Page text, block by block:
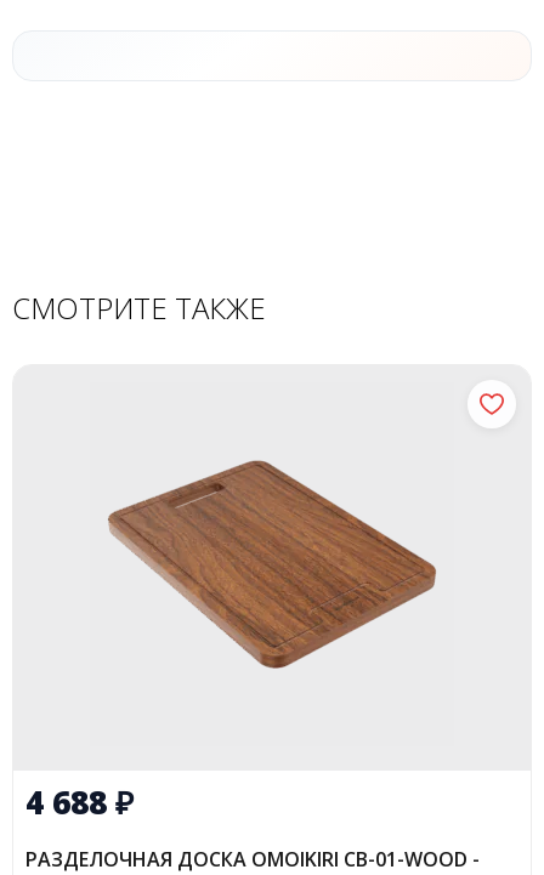
СМОТРИТЕ ТАКЖЕ
4 688₽
РАЗДЕЛОЧНАЯ ДОСКА OMOIKIRI CB-01-WOOD -